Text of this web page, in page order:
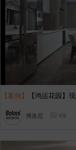
【案例】 【鸿运花园】
博洛尼 8张